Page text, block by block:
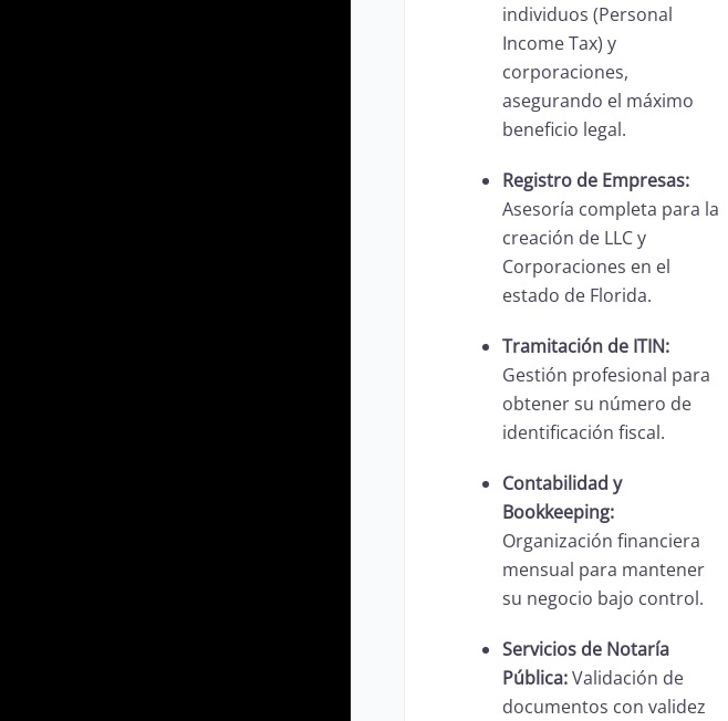
individuos (Personal
Income Tax) y
corporaciones,
asegurando el máximo
beneficio legal.
Registro de Empresas:
Asesoría completa para la
creación de LLC y
Corporaciones en el
estado de Florida.
Tramitación de ITIN:
Gestión profesional para
obtener su número de
identificación fiscal.
Contabilidad y
Bookkeeping:
Organización financiera
mensual para mantener
su negocio bajo control.
Servicios de Notaría
Pública:Validación de
documentos con validez